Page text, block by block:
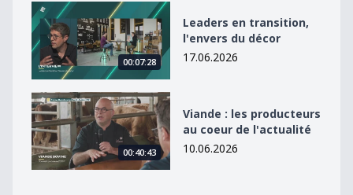
Leaders en transition, l&#039;envers du décor
00:07:28
Leaders en transition,
l'envers du décor
17.06.2026
Viande : les producteurs au coeur de l&#039;actualité
00:40:43
Viande : les producteurs
au coeur de l'actualité
10.06.2026